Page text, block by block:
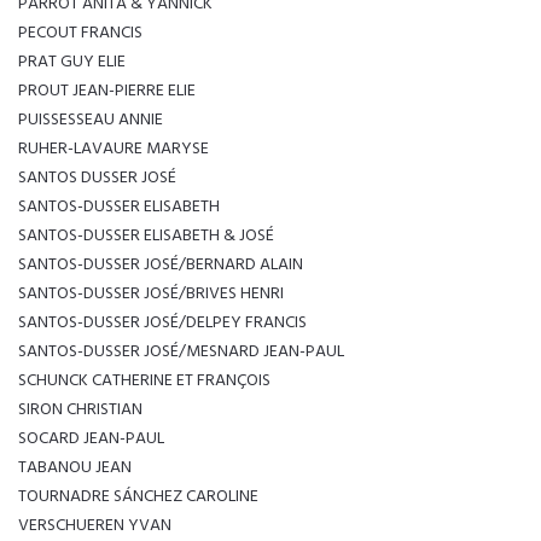
PECOUT FRANCIS
PRAT GUY ELIE
PROUT JEAN-PIERRE ELIE
PUISSESSEAU ANNIE
RUHER-LAVAURE MARYSE
SANTOS DUSSER JOSÉ
SANTOS-DUSSER ELISABETH
SANTOS-DUSSER ELISABETH & JOSÉ
SANTOS-DUSSER JOSÉ/BERNARD ALAIN
SANTOS-DUSSER JOSÉ/BRIVES HENRI
SANTOS-DUSSER JOSÉ/DELPEY FRANCIS
SANTOS-DUSSER JOSÉ/MESNARD JEAN-PAUL
SCHUNCK CATHERINE ET FRANÇOIS
SIRON CHRISTIAN
SOCARD JEAN-PAUL
TABANOU JEAN
TOURNADRE SÁNCHEZ CAROLINE
VERSCHUEREN YVAN